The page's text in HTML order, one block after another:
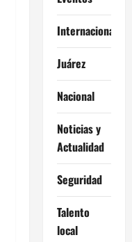
Internacional
Juárez
Nacional
Noticias y
Actualidad
Seguridad
Talento
local